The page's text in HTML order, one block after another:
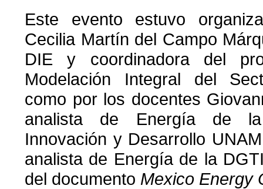
Este evento estuvo
Cecilia Martín del Campo
DIE y coordinadora del
Modelación Integral del
como por los docentes
analista de Energía de
Innovación y Desarrollo
analista de Energía de la
del documento Mexico Energy